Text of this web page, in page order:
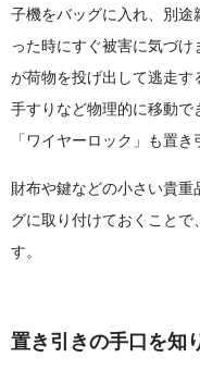
子機をバッグに入れ、別途
った時にすぐ被害に気づ
が荷物を投げ出して逃走
手すりなど物理的に移動で
「ワイヤーロック」も置き
財布や鍵などの小さい貴
グに取り付けておくことで
す。
置き引きの手口を知